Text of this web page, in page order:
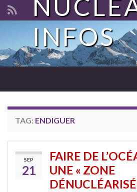
Search for:
INFOS
TAG: ENDIGUER
SEP
21
FAIRE DE
UNE « ZONE